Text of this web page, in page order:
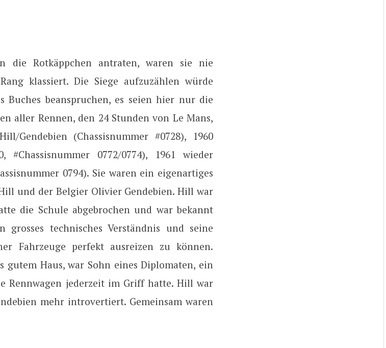
die Rotkäppchen antraten, waren sie nie
klassiert. Die Siege aufzuzählen würde
Buches beanspruchen, es seien hier nur die
aller Rennen, den 24 Stunden von Le Mans,
Gendebien (Chassisnummer #0728), 1960
#Chassisnummer 0772/0774), 1961 wieder
0794). Sie waren ein eigenartiges
und der Belgier Olivier Gendebien. Hill war
die Schule abgebrochen und war bekannt
grosses technisches Verständnis und seine
Fahrzeuge perfekt ausreizen zu können.
gutem Haus, war Sohn eines Diplomaten, ein
Rennwagen jederzeit im Griff hatte. Hill war
mehr introvertiert. Gemeinsam waren